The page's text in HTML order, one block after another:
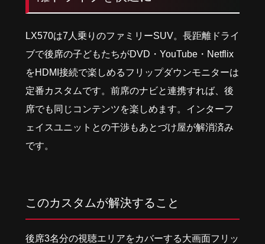
LX570は7人乗りのファミリーSUV。長距離ドライ
ブで後席の子どもたちがDVD・YouTube・Netflix
をHDMI接続で楽しめるフリップダウンモニターは
定番カスタムです。前席のナビと連携すれば、後
席でも同じコンテンツを楽しめます。インターフ
ェイスユニットとの干渉もあとづけ屋が解消済み
です。
このカスタムが解決すること
後席3名分の視聴エリアをカバーする大画面フリッ